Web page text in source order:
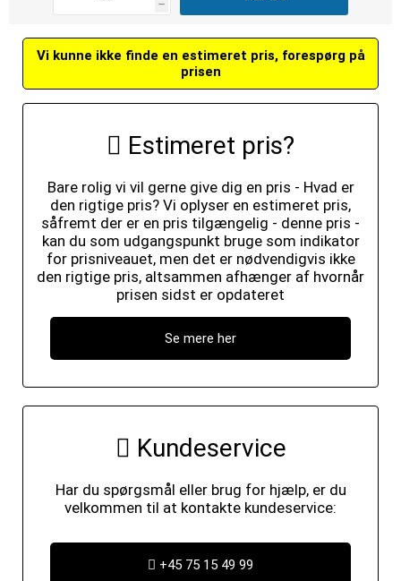
h
Vi kunne ikke finde en estimeret pris, forespørg på
prisen
Estimeret pris?
Bare rolig vi vil gerne give dig en pris - Hvad er
den rigtige pris? Vi oplyser en estimeret pris,
såfremt der er en pris tilgængelig - denne pris -
kan du som udgangspunkt bruge som indikator
for prisniveauet, men det er nødvendigvis ikke
den rigtige pris, altsammen afhænger af hvornår
prisen sidst er opdateret
Se mere her
Kundeservice
Har du spørgsmål eller brug for hjælp, er du
velkommen til at kontakte kundeservice:
+45 75 15 49 99